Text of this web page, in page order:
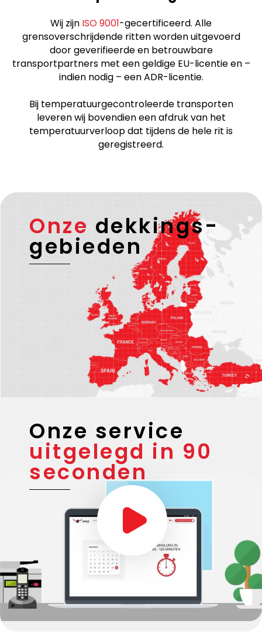
Wij zijn ISO 9001-gecertificeerd. Alle
grensoverschrijdende ritten worden uitgevoerd
door geverifieerde en betrouwbare
transportpartners met een geldige EU-licentie en –
indien nodig – een ADR-licentie.
Bij temperatuurgecontroleerde transporten
leveren wij bovendien een afdruk van het
temperatuurverloop dat tijdens de hele rit is
geregistreerd.
Onze dekkings-
gebieden
Onze service
uitgelegd in 90
seconden